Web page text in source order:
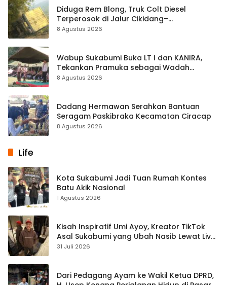
Diduga Rem Blong, Truk Colt Diesel
Terperosok di Jalur Cikidang–
Palabuhanratu
8 Agustus 2026
Wabup Sukabumi Buka LT I dan KANIRA,
Tekankan Pramuka sebagai Wadah
Pembentukan Karakter
8 Agustus 2026
Dadang Hermawan Serahkan Bantuan
Seragam Paskibraka Kecamatan Ciracap
8 Agustus 2026
Life
Kota Sukabumi Jadi Tuan Rumah Kontes
Batu Akik Nasional
1 Agustus 2026
Kisah Inspiratif Umi Ayoy, Kreator TikTok
Asal Sukabumi yang Ubah Nasib Lewat Live
Streaming
31 Juli 2026
Dari Pedagang Ayam ke Wakil Ketua DPRD,